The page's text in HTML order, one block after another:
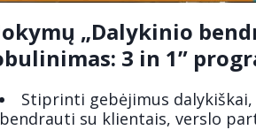
„Dalykinio
3 in 1”
Stiprinti gebėjimus
bendrauti su klientais, verslo